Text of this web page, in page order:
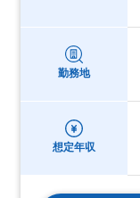
勤務地
想定年収